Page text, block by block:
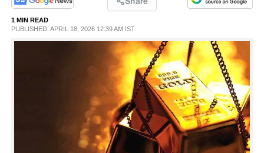
PHOTOS
LIFESTYLE
1 MIN READ
PUBLISHED: APRIL 18, 2026 12:39 AM IST